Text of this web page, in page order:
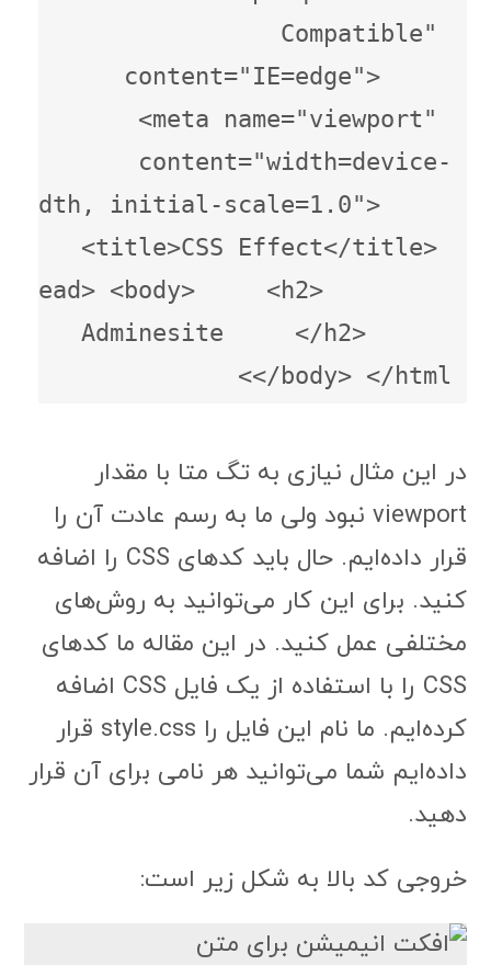
Compatible"
content="IE=edge">
<meta name="viewport"
content="width=device-
width, initial-scale=1.0">
<title>CSS Effect</title>
head> <body>     <h2>
Adminesite     </h2>
</body> </html>
در این مثال نیازی به تگ متا با مقدار
viewport نبود ولی ما به رسم عادت آن را
قرار داده‌ایم. حال باید کدهای CSS را اضافه
کنید. برای این کار می‌توانید به روش‌های
مختلفی عمل کنید. در این مقاله ما کدهای
CSS را با استفاده از یک فایل CSS اضافه
کرده‌ایم. ما نام این فایل را style.css قرار
داده‌ایم شما می‌توانید هر نامی برای آن قرار
دهید.
خروجی کد بالا به شکل زیر است: